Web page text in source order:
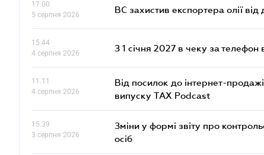
17.00
5 серпня 2026
ВС захистив експортера олії
15.44
4 серпня 2026
З 1 січня 2027 в чеку за телефон
11.11
4 серпня 2026
Від посилок до інтернет-
випуску TAX Podcast
15.39
3 серпня 2026
Зміни у формі звіту про
осіб